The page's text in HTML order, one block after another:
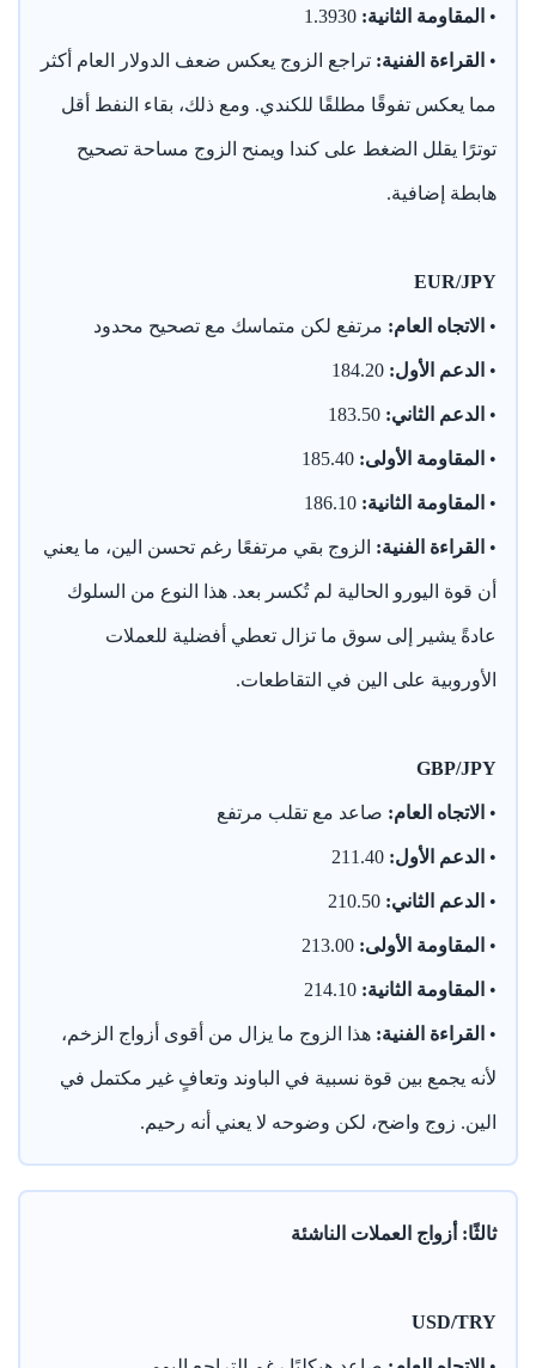
• المقاومة الثانية:
• القراءة الفنية: تراجع الزوج يعكس ضعف الدولار العام أكثر
مما يعكس تفوقًا مطلقًا للكندي. ومع ذلك، بقاء النفط أقل
توترًا يقلل الضغط على كندا ويمنح الزوج مساحة تصحيح
هابطة إضافية.
EUR/JPY
• الاتجاه العام: مرتفع لكن متماسك مع تصحيح محدود
• الدعم الأول:
• الدعم الثاني:
• المقاومة الأولى:
• المقاومة الثانية:
• القراءة الفنية: الزوج بقي مرتفعًا رغم تحسن الين، ما يعني
أن قوة اليورو الحالية لم تُكسر بعد. هذا النوع من السلوك
عادةً يشير إلى سوق ما تزال تعطي أفضلية للعملات
الأوروبية على الين في التقاطعات.
GBP/JPY
• الاتجاه العام: صاعد مع تقلب مرتفع
• الدعم الأول:
• الدعم الثاني:
• المقاومة الأولى:
• المقاومة الثانية:
• القراءة الفنية: هذا الزوج ما يزال من أقوى أزواج الزخم،
لأنه يجمع بين قوة نسبية في الباوند وتعافٍ غير مكتمل في
الين. زوج واضح، لكن وضوحه لا يعني أنه رحيم.
ثالثًا: أزواج العملات الناشئة
USD/TRY